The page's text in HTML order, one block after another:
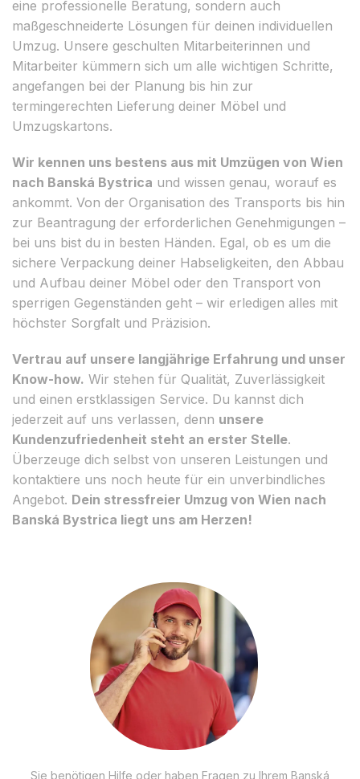
eine professionelle Beratung, sondern auch
maßgeschneiderte Lösungen für deinen individuellen
Umzug. Unsere geschulten Mitarbeiterinnen und
Mitarbeiter kümmern sich um alle wichtigen Schritte,
angefangen bei der Planung bis hin zur
termingerechten Lieferung deiner Möbel und
Umzugskartons.
Wir kennen uns bestens aus mit Umzügen von Wien
nach Banská Bystrica und wissen genau, worauf es
ankommt. Von der Organisation des Transports bis hin
zur Beantragung der erforderlichen Genehmigungen –
bei uns bist du in besten Händen. Egal, ob es um die
sichere Verpackung deiner Habseligkeiten, den Abbau
und Aufbau deiner Möbel oder den Transport von
sperrigen Gegenständen geht – wir erledigen alles mit
höchster Sorgfalt und Präzision.
Vertrau auf unsere langjährige Erfahrung und unser
Know-how. Wir stehen für Qualität, Zuverlässigkeit
und einen erstklassigen Service. Du kannst dich
jederzeit auf uns verlassen, denn unsere
Kundenzufriedenheit steht an erster Stelle.
Überzeuge dich selbst von unseren Leistungen und
kontaktiere uns noch heute für ein unverbindliches
Angebot. Dein stressfreier Umzug von Wien nach
Banská Bystrica liegt uns am Herzen!
Sie benötigen Hilfe oder haben Fragen zu Ihrem Banská